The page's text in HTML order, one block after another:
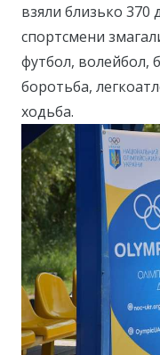
взяли близько 370
спортсмени
футбол, волейбол,
боротьба,
ходьба.